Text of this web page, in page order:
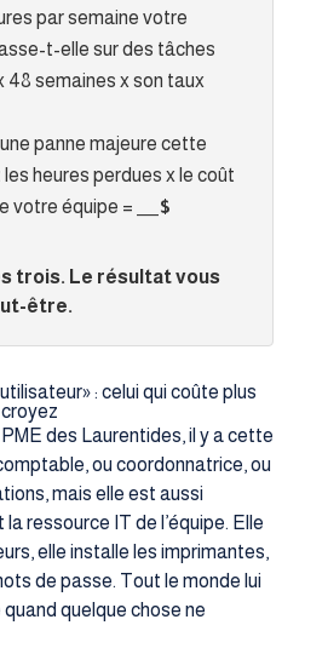
par semaine votre
t-elle sur des tâches
48 semaines x son taux
panne majeure cette
heures perdues x le coût
votre équipe =
___$
trois. Le résultat vous
être.
: celui qui coûte plus
des Laurentides, il y a cette
ou coordonnatrice, ou
mais elle est aussi
ressource IT de l’équipe. Elle
elle installe les imprimantes,
de passe. Tout le monde lui
quelque chose ne